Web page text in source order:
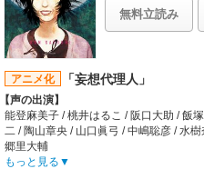
【スタッフ情報】
プロデューサー:西澤萌黄、土肥繁葉樹
ディレクター:西尾大介 / シリーズ構成:
彩設計:沢田豊二 / 美術監督:行信三 / 製作
【音楽】
OP:五條真由美「DANZEN! ふたりはプ
らぶらぶぅ？!」
中嶋朋子「Heart to Heart」、中嶋朋
な&ヤング・フレッシュ「ゲッチュウ
Version～」、うちやえゆか「Beautiful
日常や非日常的事
在。ゆるふわなキ
かさねることにな
り、巻き込まれた
無料立読み
アニメ化 「妄想代理人」
【声の出演】
能登麻美子 / 桃井はるこ / 阪口大助 / 飯
二 / 陶山章央 / 山口眞弓 / 中嶋聡彦 / 水
郷里大輔
【制作会社】
もっと見る